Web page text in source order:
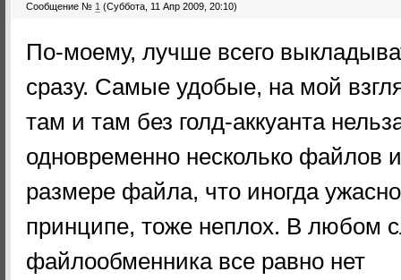
Сообщение № 1 (Суббота, 11 Апр 2009, 20:10)
По-моему, лучше всего
сразу. Самые удобые, на мой
там и там без голд-аккуанта
одновременно несколько файлов
размере файла, что иногда
принципе, тоже неплох. В любом
файлообменника все равно нет